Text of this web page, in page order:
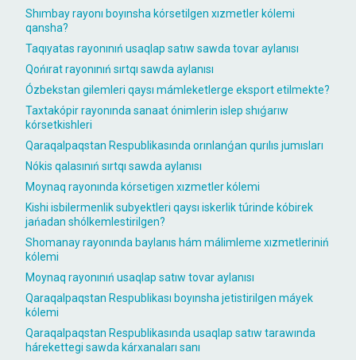
Shımbay rayonı boyınsha kórsetilgen xızmetler kólemi
qansha?
Taqıyatas rayonınıń usaqlap satıw sawda tovar aylanısı
Qońırat rayonınıń sırtqı sawda aylanısı
Ózbekstan gilemleri qaysı mámleketlerge eksport etilmekte?
Taxtakópir rayonında sanaat ónimlerin islep shıǵarıw
kórsetkishleri
Qaraqalpaqstan Respublikasında orınlanǵan qurılıs jumısları
Nókis qalasınıń sırtqı sawda aylanısı
Moynaq rayonında kórsetigen xızmetler kólemi
Kishi isbilermenlik subyektleri qaysı iskerlik túrinde kóbirek
jańadan shólkemlestirilgen?
Shomanay rayonında baylanıs hám málimleme xızmetleriniń
kólemi
Moynaq rayonınıń usaqlap satıw tovar aylanısı
Qaraqalpaqstan Respublikası boyınsha jetistirilgen máyek
kólemi
Qaraqalpaqstan Respublikasında usaqlap satıw tarawında
hárekettegi sawda kárxanaları sanı